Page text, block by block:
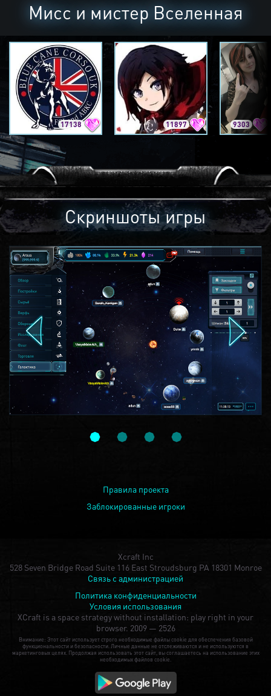
Мисс и мистер Вселенная
17138 11897 9303
Скриншоты игры
Правила проекта
Заблокированные игроки
Xcraft Inc
528 Seven Bridge Road Suite 116 East Stroudsburg PA 18301 Monroe
Связь с администрацией
Политика конфиденциальности
Условия использования
XCraft is a space strategy without installation: play right in your
browser. 2009 — 2526
Внимание: Этот сайт использует строго необходимые файлы cookie для обеспечения базовой
функциональности и безопасности. Личные данные не отслеживаются и не используются в
маркетинговых целях. Продолжая использовать этот сайт, вы соглашаетесь на использование этих
необходимых файлов cookie.